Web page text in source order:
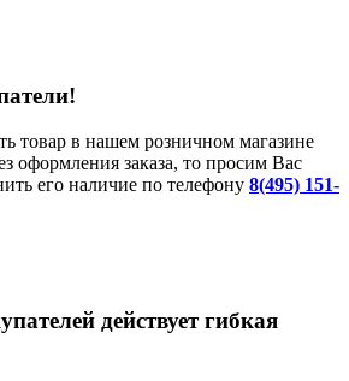
товар в нашем розничном магазине
оформления заказа, то просим Вас
его наличие по телефону 8(495) 151-
действует гибкая